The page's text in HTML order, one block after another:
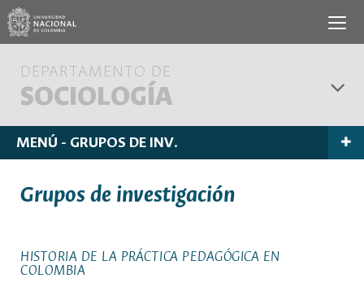
DEPARTAMENTO DE
SOCIOLOGÍA
MENÚ - GRUPOS DE INV.
Grupos de investigación
HISTORIA DE LA PRÁCTICA PEDAGÓGICA EN
COLOMBIA